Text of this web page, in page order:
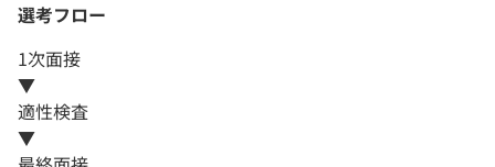
選考フロー
1次面接
▼
適性検査
▼